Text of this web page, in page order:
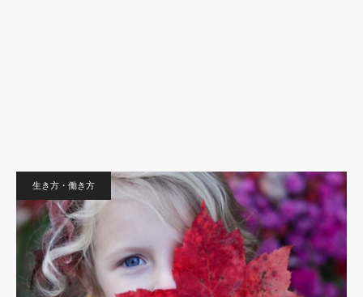
生き方・働き方